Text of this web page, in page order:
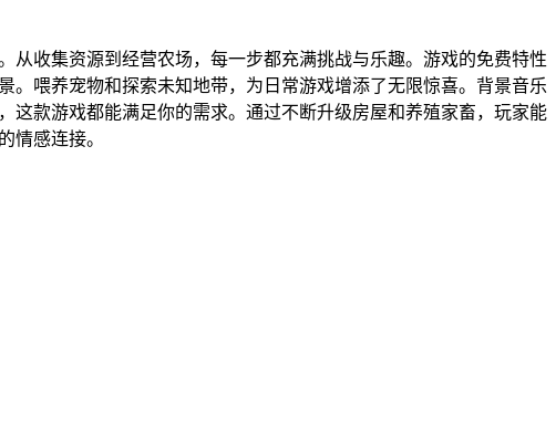
收集资源到经营农场，每一步都充满挑战与乐趣。游戏的免费特性
喂养宠物和探索未知地带，为日常游戏增添了无限惊喜。背景音乐
款游戏都能满足你的需求。通过不断升级房屋和养殖家畜，玩家能
情感连接。